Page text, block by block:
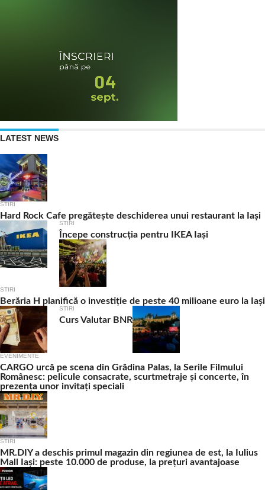
LATEST NEWS
STIRI
Hard Rock Cafe pregătește deschiderea unui restaurant la Iași
STIRI
Începe construcția pentru IKEA Iași
STIRI
Berăria H planifică o investiție de peste 40 milioane euro la Iași
STIRI
Curs Valutar BNR
EVENIMENTE
CARGO urcă pe scena din Grădina Palas, la Serile Filmului
Românesc: pelicule consacrate, scurtmetraje și concerte, în
prezența unor invitați speciali
STIRI
MR.DIY a deschis primul magazin din regiunea de est, la Iulius
Mall Iași: peste 10.000 de produse, la prețuri avantajoase